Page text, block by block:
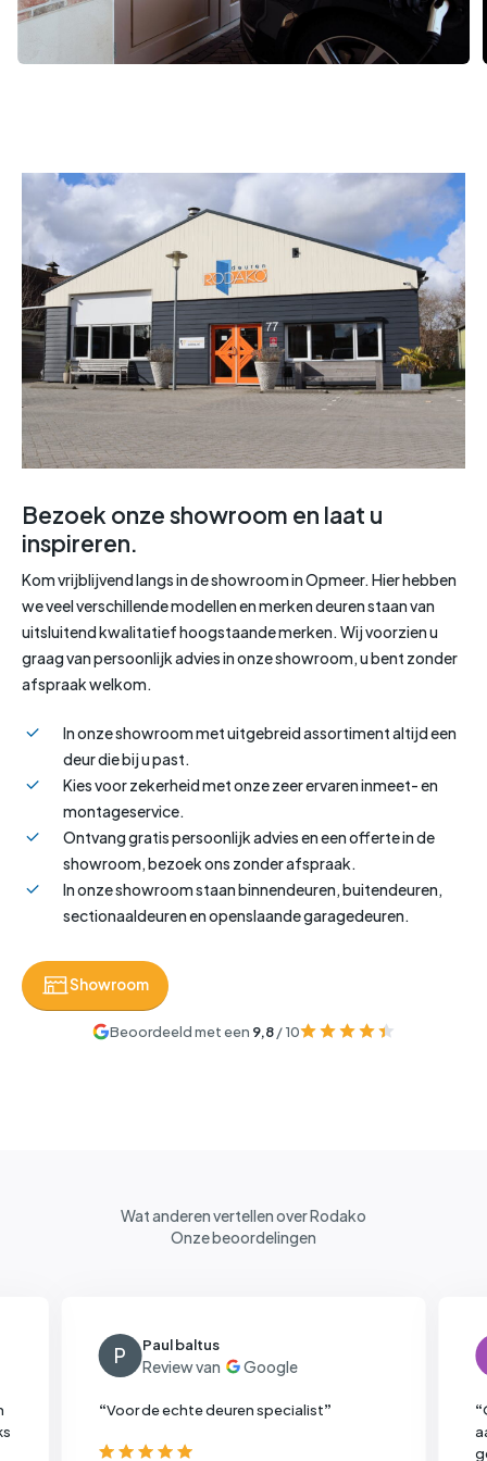
Bezoek onze showroom en laat u
inspireren.
Kom vrijblijvend langs in de showroom in Opmeer. Hier hebben
we veel verschillende modellen en merken deuren staan van
uitsluitend kwalitatief hoogstaande merken. Wij voorzien u
graag van persoonlijk advies in onze showroom, u bent zonder
afspraak welkom.
In onze showroom met uitgebreid assortiment altijd een
deur die bij u past.
Kies voor zekerheid met onze zeer ervaren inmeet- en
montageservice.
Ontvang gratis persoonlijk advies en een offerte in de
showroom, bezoek ons zonder afspraak.
In onze showroom staan binnendeuren, buitendeuren,
sectionaaldeuren en openslaande garagedeuren.
Showroom
Beoordeeld met een 9,8/ 10
Wat anderen vertellen over Rodako
Onze beoordelingen
Paul baltus
P
“Voor de echte deuren specialist” “